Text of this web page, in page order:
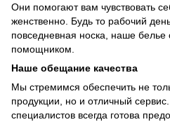
Они помогают вам чувствовать
женственно. Будь то рабочий
повседневная носка, наше
помощником.
Наше обещание качества
Мы стремимся обеспечить не
продукции, но и отличный
специалистов всегда готова